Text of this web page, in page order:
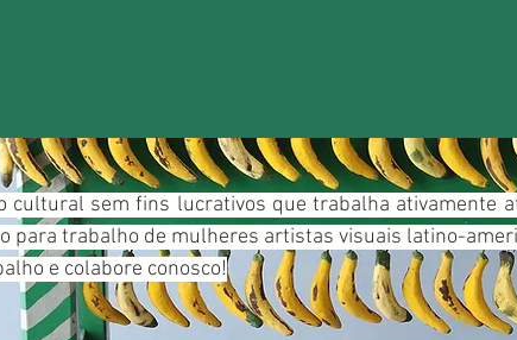
cultural sem fins lucrativos que trabalha ativamente
para trabalho de mulheres artistas visuais latino-
e colabore conosco!